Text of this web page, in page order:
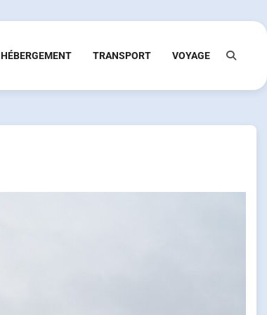
HÉBERGEMENT TRANSPORT VOYAGE